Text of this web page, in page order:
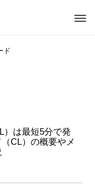
ド
）は最短5分で発
CL）の概要やメ